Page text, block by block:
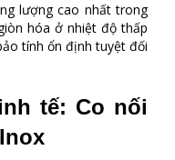
lượng cao nhất trong
hóa ở nhiệt độ thấp
tính ổn định tuyệt đối
tế: Co nối